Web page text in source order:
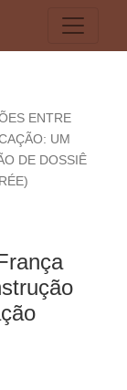
ENTRE
UM
DE DOSSIÊ